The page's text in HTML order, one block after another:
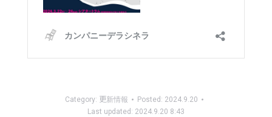
Category: 更新情報 Posted: 2024.9.20
Last updated: 2024.9.20 8:43